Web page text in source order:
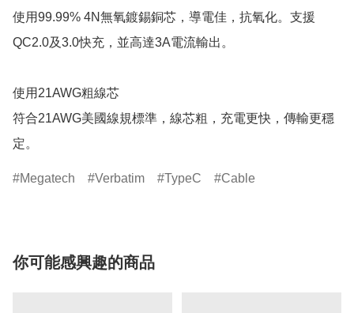
使用99.99% 4N無氧鍍錫銅芯，導電佳，抗氧化。支援
QC2.0及3.0快充，並高達3A電流輸出。
使用21AWG粗線芯
符合21AWG美國線規標準，線芯粗，充電更快，傳輸更穩
定。
Megatech Verbatim TypeC Cable
你可能感興趣的商品